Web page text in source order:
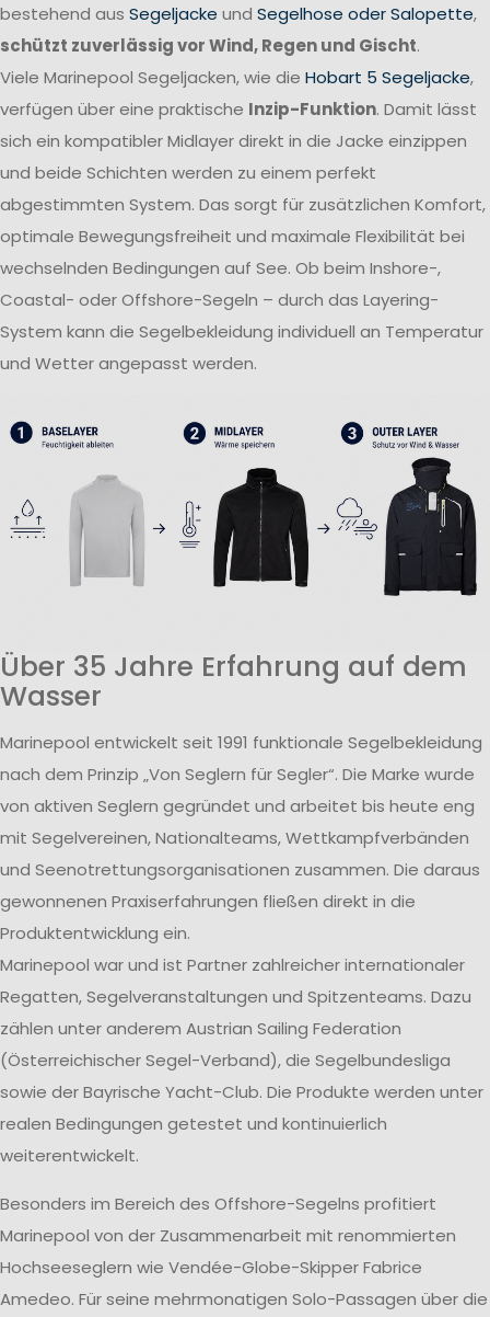
bestehend aus Segeljacke und Segelhose oder Salopette,
schützt zuverlässig vor Wind, Regen und Gischt.
Viele Marinepool Segeljacken, wie die Hobart 5 Segeljacke,
verfügen über eine praktische Inzip-Funktion. Damit lässt
sich ein kompatibler Midlayer direkt in die Jacke einzippen
und beide Schichten werden zu einem perfekt
abgestimmten System. Das sorgt für zusätzlichen Komfort,
optimale Bewegungsfreiheit und maximale Flexibilität bei
wechselnden Bedingungen auf See. Ob beim Inshore-,
Coastal- oder Offshore-Segeln – durch das Layering-
System kann die Segelbekleidung individuell an Temperatur
und Wetter angepasst werden.
Über 35 Jahre Erfahrung auf dem
Wasser
Marinepool entwickelt seit 1991 funktionale Segelbekleidung
nach dem Prinzip „Von Seglern für Segler“. Die Marke wurde
von aktiven Seglern gegründet und arbeitet bis heute eng
mit Segelvereinen, Nationalteams, Wettkampfverbänden
und Seenotrettungsorganisationen zusammen. Die daraus
gewonnenen Praxiserfahrungen fließen direkt in die
Produktentwicklung ein.
Marinepool war und ist Partner zahlreicher internationaler
Regatten, Segelveranstaltungen und Spitzenteams. Dazu
zählen unter anderem Austrian Sailing Federation
(Österreichischer Segel-Verband), die Segelbundesliga
sowie der Bayrische Yacht-Club. Die Produkte werden unter
realen Bedingungen getestet und kontinuierlich
weiterentwickelt.
Besonders im Bereich des Offshore-Segelns profitiert
Marinepool von der Zusammenarbeit mit renommierten
Hochseeseglern wie Vendée-Globe-Skipper Fabrice
Amedeo. Für seine mehrmonatigen Solo-Passagen über die